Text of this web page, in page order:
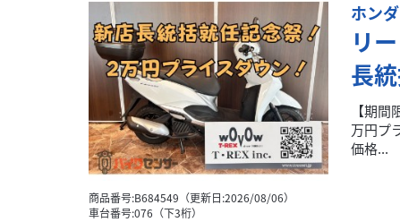
商品番号:B684549（更新日:2026/08/06）
車台番号:076（下3桁）
ホンダ
リ
長
【期
万円プ
価格...